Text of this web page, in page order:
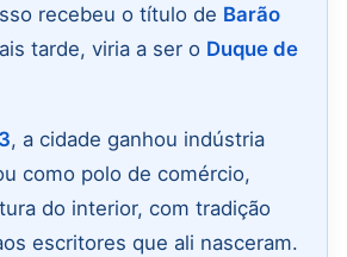
recebeu o título de Barão
tarde, viria a ser o Duque de
, a cidade ganhou indústria
como polo de comércio,
do interior, com tradição
escritores que ali nasceram.